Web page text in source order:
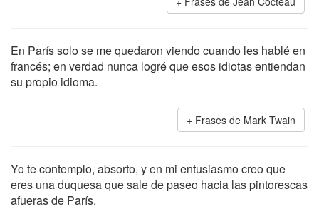
En París solo se me quedaron viendo cuando les hablé en
francés; en verdad nunca logré que esos idiotas entiendan
su propio idioma.
Frases de Mark Twain
Yo te contemplo, absorto, y en mi entusiasmo creo que
eres una duquesa que sale de paseo hacia las pintorescas
afueras de París.